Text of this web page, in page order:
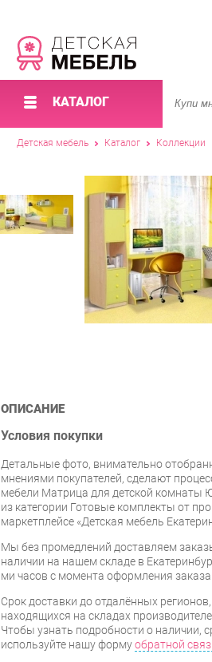
КАТАЛОГ
Детская мебель Каталог Коллекции
ОПИСАНИЕ
Условия покупки
Детальные фото, внимательно
мнениями покупателей, сделают
мебели Матрица для детской
из категории Готовые комплекты от
маркетплейсе «Детская мебель
Мы без промедлений доставляем
наличии на нашем складе в
ми часов с момента оформления заказа.
Срок доставки до отдалённых
находящихся на складах
Чтобы узнать подробности о наличии,
используйте нашу формуобратной